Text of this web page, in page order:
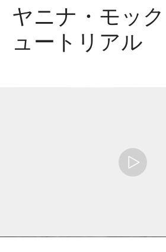
ヤニナ・モッ
ュートリアル